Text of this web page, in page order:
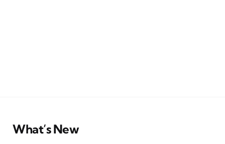
What’s New